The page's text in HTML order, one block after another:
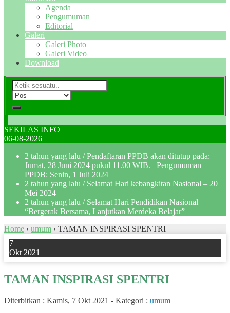
Agenda
Pengumuman
Editorial
Galeri
Galeri Photo
Galeri Video
Download
SEKILAS INFO
06-08-2026
2 tahun yang lalu / Pendaftaran PPDB akan ditutup pada:
Jumat, 28 Juni 2024 pukul 11.00 WIB. Pengumuman
PPDB: Senin, 1 Juli 2024
2 tahun yang lalu / Selamat Hari kebangkitan Nasional – 20
Mei 2024
2 tahun yang lalu / Selamat Hari Pendidikan Nasional –
“Bergerak Bersama, Lanjutkan Merdeka Belajar”
Home › umum › TAMAN INSPIRASI SPENTRI
7
Okt 2021
TAMAN INSPIRASI SPENTRI
Diterbitkan : Kamis, 7 Okt 2021 - Kategori : umum